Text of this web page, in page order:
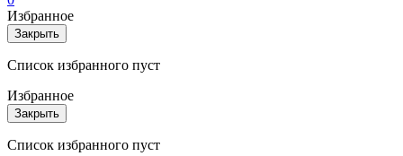
Избранное
Закрыть
Список избранного пуст
Избранное
Закрыть
Список избранного пуст